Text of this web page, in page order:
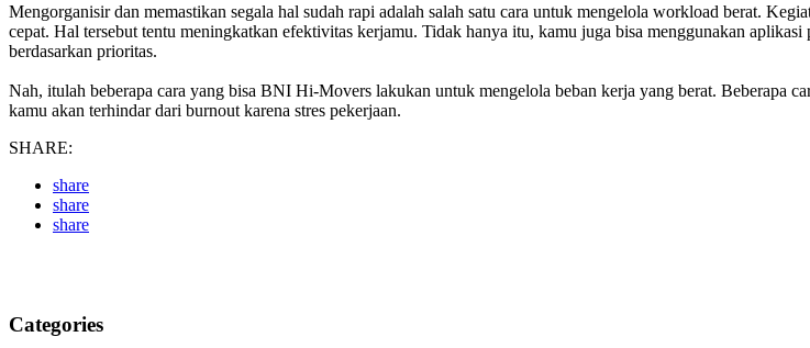
Mengorganisir dan memastikan segala hal sudah rapi adalah salah satu cara untuk mengelola workload berat.
cepat. Hal tersebut tentu meningkatkan efektivitas kerjamu. Tidak hanya itu, kamu juga bisa menggunakan
berdasarkan prioritas.
Nah, itulah beberapa cara yang bisa BNI Hi-Movers lakukan untuk mengelola beban kerja yang berat. Beberapa
kamu akan terhindar dari burnout karena stres pekerjaan.
SHARE:
share
share
share
Categories